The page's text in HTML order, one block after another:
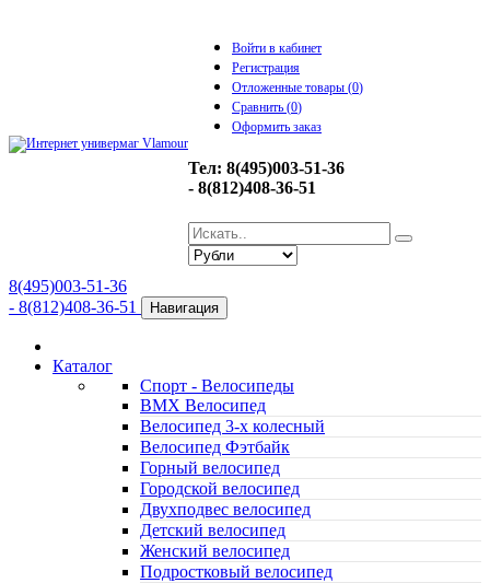
Войти в кабинет
Регистрация
Отложенные товары (0)
Сравнить (0)
Оформить заказ
Тел: 8(495)003-51-36
- 8(812)408-36-51
8(495)003-51-36
- 8(812)408-36-51
Навигация
Каталог
Спорт - Велосипеды
BMX Велосипед
Велосипед 3-х колесный
Велосипед Фэтбайк
Горный велосипед
Городской велосипед
Двухподвес велосипед
Детский велосипед
Женский велосипед
Подростковый велосипед